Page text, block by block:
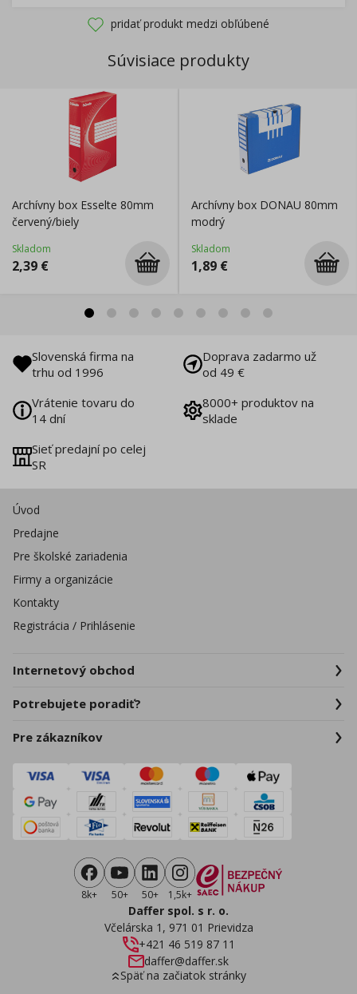
pridať produkt medzi obľúbené
Súvisiace produkty
Archívny box Esselte 80mm
červený/biely
Skladom
2,39 €
Archívny box DONAU 80mm
modrý
Skladom
1,89 €
Slovenská firma na
trhu od 1996
Doprava zadarmo už
od 49 €
Vrátenie tovaru do
14 dní
8000+ produktov na
sklade
Sieť predajní po celej
SR
Úvod
Predajne
Pre školské zariadenia
Firmy a organizácie
Kontakty
Registrácia / Prihlásenie
Internetový obchod
Potrebujete poradiť?
Pre zákazníkov
Daffer spol. s r. o.
Včelárska 1, 971 01 Prievidza
+421 46 519 87 11
daffer@daffer.sk
Späť na začiatok stránky
8k+ 50+ 50+ 1,5k+